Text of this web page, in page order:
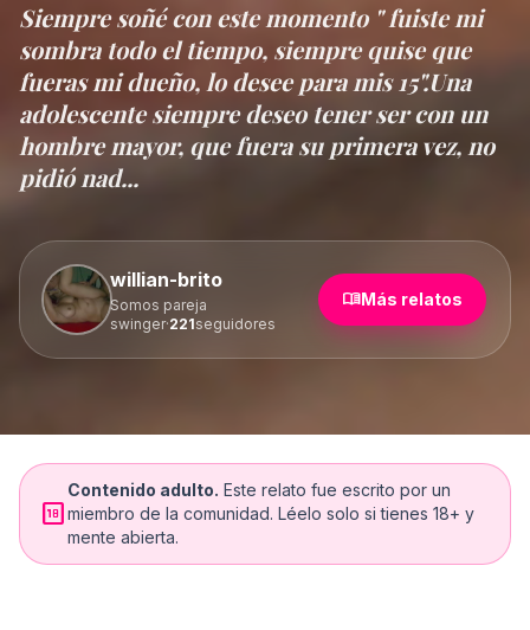
Siempre soñé con este momento " fuiste mi
sombra todo el tiempo, siempre quise que
fueras mi dueño, lo desee para mis 15".Una
adolescente siempre deseo tener ser con un
hombre mayor, que fuera su primera vez, no
pidió nad...
willian-brito
Somos pareja
swinger·221seguidores
menu_bookMás relatos
18_up_rating
Contenido adulto. Este relato fue escrito por un
miembro de la comunidad. Léelo solo si tienes 18+ y
mente abierta.